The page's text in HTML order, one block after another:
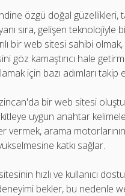
özgü doğal
sıra, gelişen
bir web sitesi sahibi
göz kamaştırıcı hale
için bazı adımları
bir web sitesi
uygun anahtar
vermek, arama
katkı sağlar.
hızlı ve kullanıcı
bekler, bu nedenle